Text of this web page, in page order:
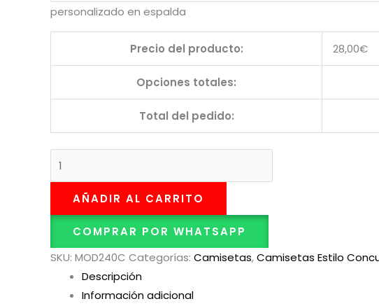
personalizado en espalda
Precio del producto: 28,00€
Opciones totales:
Total del pedido:
AÑADIR AL CARRITO
COMPRAR POR WHATSAPP
SKU: MOD240C Categorías: Camisetas,Camisetas Estilo
Descripción
Información adicional